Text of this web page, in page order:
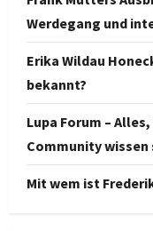
Werdegang und
Erika Wildau
bekannt?
Lupa Forum –
Community
Mit wem ist